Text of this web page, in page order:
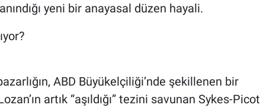
yeni bir anayasal düzen hayali.
ABD Büyükelçiliği’nde şekillenen bir
artık “aşıldığı” tezini savunan Sykes-Picot